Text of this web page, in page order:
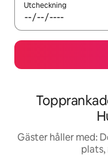
Utcheckning
Gäster håller med:
plats,